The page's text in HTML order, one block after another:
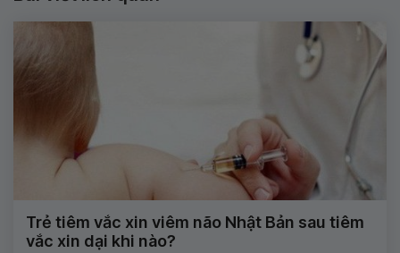
Trẻ tiêm vắc xin viêm não Nhật Bản sau tiêm
vắc xin dại khi nào?